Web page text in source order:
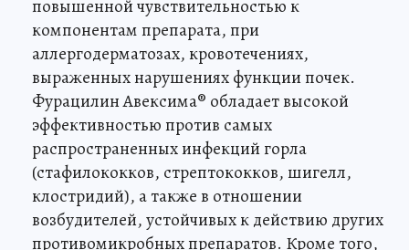
повышенной чувствительностью к
компонентам препарата, при
аллергодерматозах, кровотечениях,
выраженных нарушениях функции почек.
Фурацилин Авексима® обладает высокой
эффективностью против самых
распространенных инфекций горла
(стафилококков, стрептококков, шигелл,
клостридий), а также в отношении
возбудителей, устойчивых к действию других
противомикробных препаратов. Кроме того,